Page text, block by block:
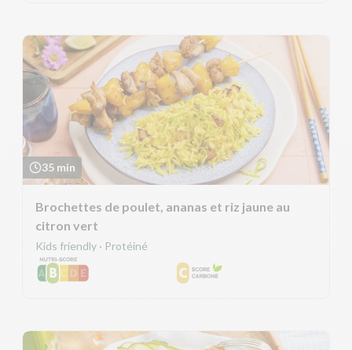
35 min
Brochettes de poulet, ananas et riz jaune au
citron vert
Kids friendly · Protéiné